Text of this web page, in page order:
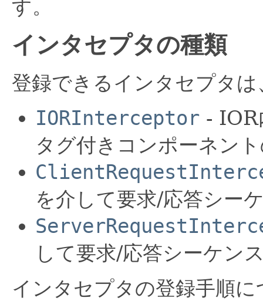
す。
インタセプタの種類
登録できるインタセプタ
IORInterceptor - IOR
タグ付きコンポーネン
を介して要求/応答シー
して要求/応答シーケン
インタセプタの登録手順